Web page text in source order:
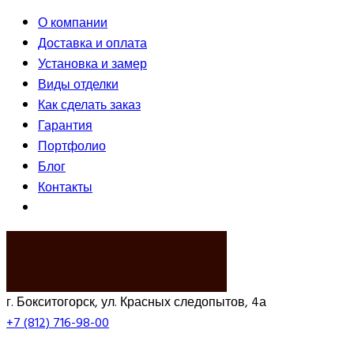
О компании
Доставка и оплата
Установка и замер
Виды отделки
Как сделать заказ
Гарантия
Портфолио
Блог
Контакты
г. Бокситогорск, ул. Красных следопытов, 4а
+7 (812) 716-98-00